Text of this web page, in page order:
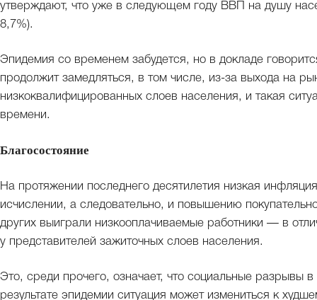
утверждают, что уже в следующем году ВВП на душу
8,7%).
Эпидемия со временем забудется, но в докладе
продолжит замедляться, в том числе, из-за выхода на
низкоквалифицированных слоев населения, и такая
времени.
Благосостояние
На протяжении последнего десятилетия низкая
исчислении, а следовательно, и повышению
других выиграли низкооплачиваемые работники — в
у представителей зажиточных слоев населения.
Это, среди прочего, означает, что социальные разрывы
результате эпидемии ситуация может измениться к